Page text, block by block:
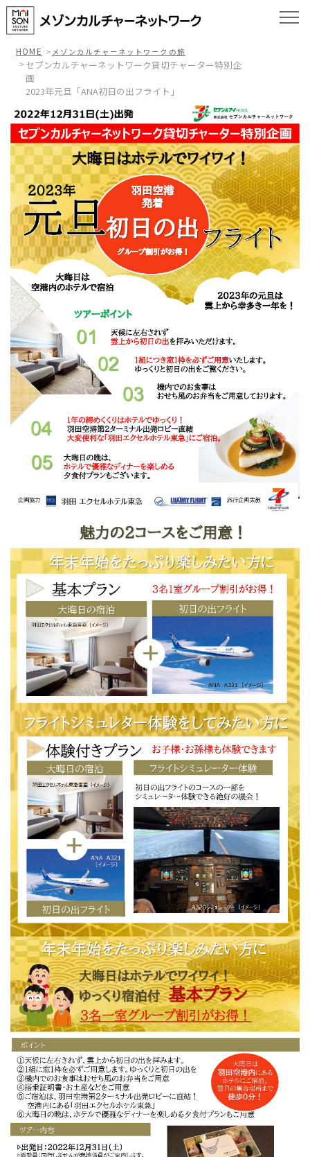
HOME メゾンカルチャーネットワークの旅
セブンカルチャーネットワーク貸切チャーター特別企
画
2023年元旦「ANA初日の出フライト」